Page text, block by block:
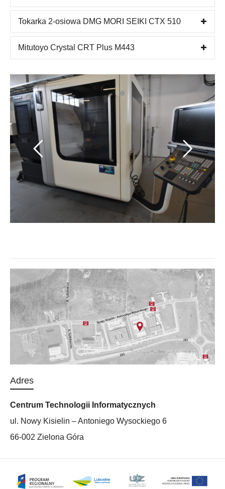
Tokarka 2-osiowa DMG MORI SEIKI CTX 510
Mitutoyo Crystal CRT Plus M443
Adres
Centrum Technologii Informatycznych
ul. Nowy Kisielin – Antoniego Wysockiego 6
66-002 Zielona Góra